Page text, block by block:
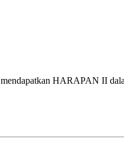
HARAPAN II